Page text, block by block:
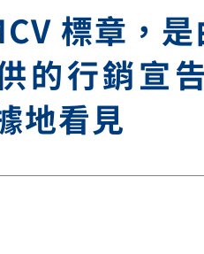
標章，
的行銷宣
地看見